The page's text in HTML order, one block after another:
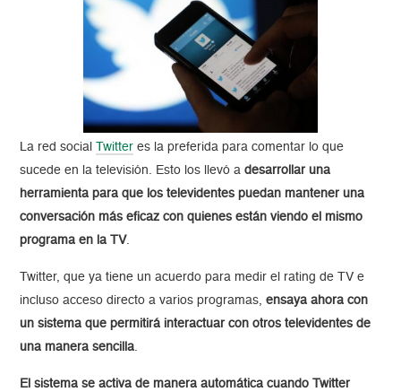
La red social Twitter es la preferida para comentar lo que
sucede en la televisión. Esto los llevó adesarrollar una
herramienta para que los televidentes puedan mantener una
conversación más eficaz con quienes están viendo el mismo
programa en la TV.
Twitter, que ya tiene un acuerdo para medir el rating de TV e
incluso acceso directo a varios programas,ensaya ahora con
un sistema que permitirá interactuar con otros televidentes de
una manera sencilla.
El sistema se activa de manera automática cuando Twitter